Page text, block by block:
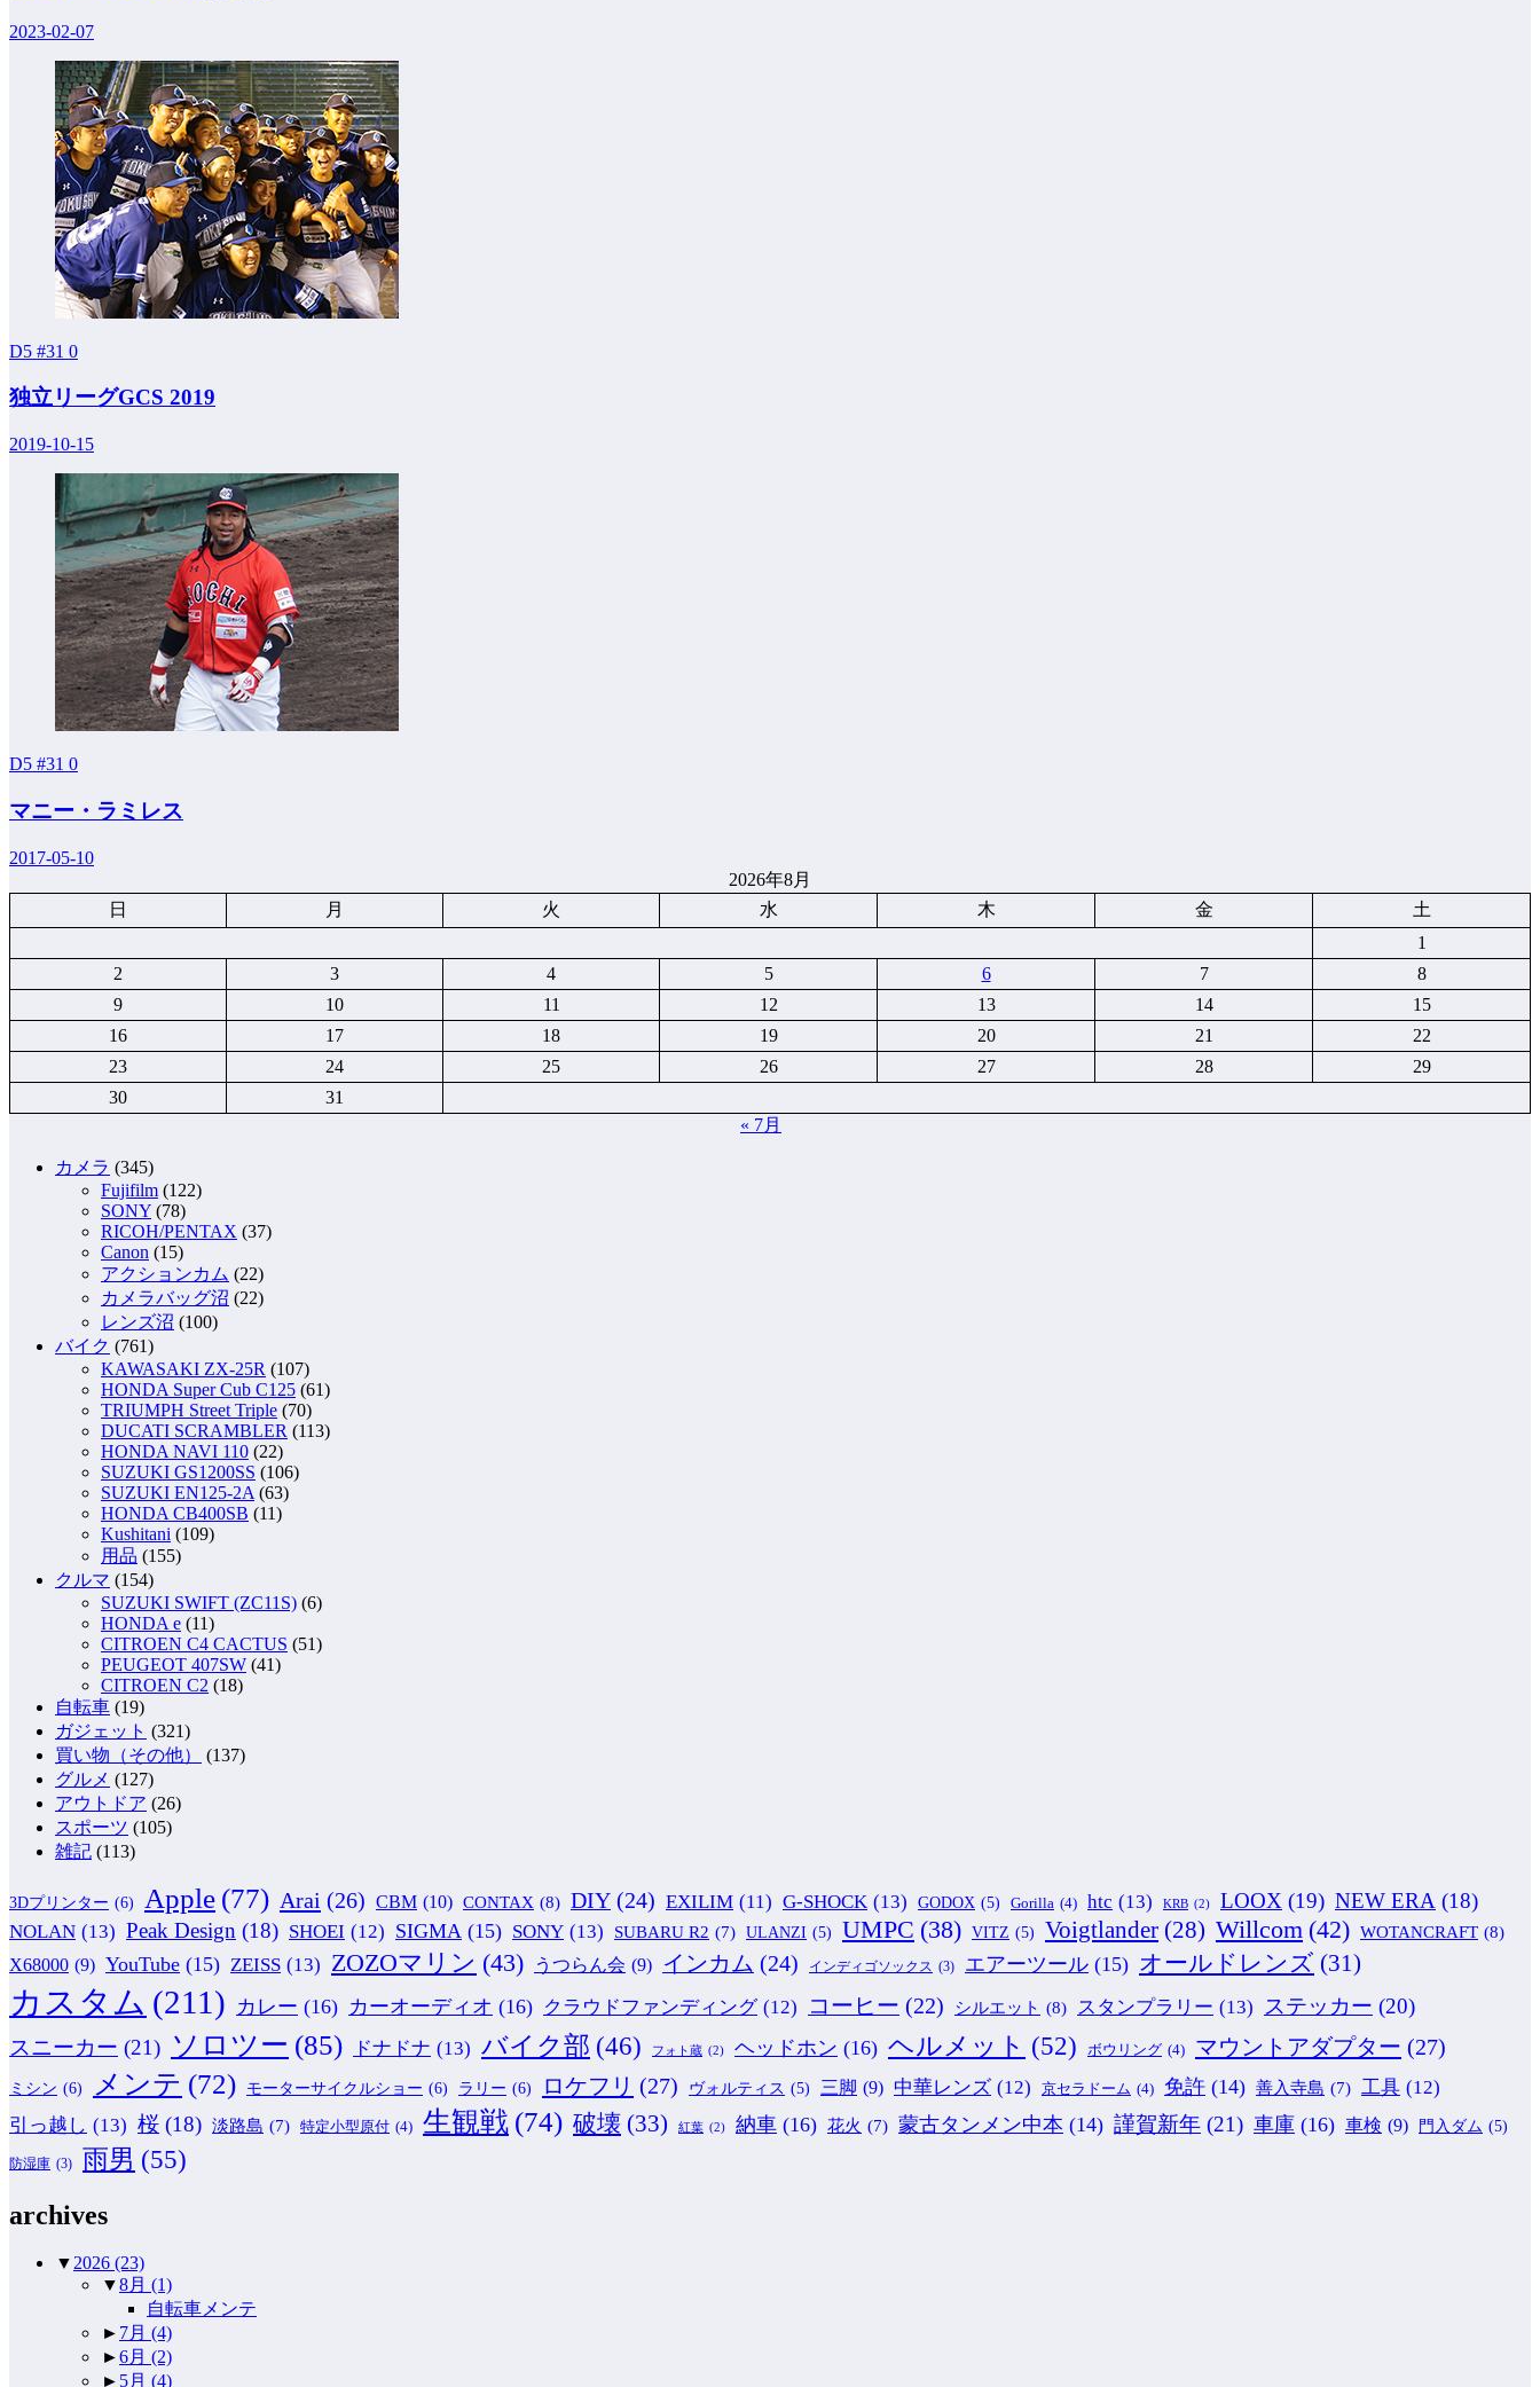
2023-02-07
D5 #31 0
独立リーグGCS 2019
2019-10-15
D5 #31 0
マニー・ラミレス
2017-05-10
2026年8月
日
月 火 水 木 金
土
1
2
3 4 5 6 7
8
9
10 11 12 13 14
15
16
17 18 19 20 21
22
23
24 25 26 27 28
29
30
31
« 7月
カメラ (345)
Fujifilm (122)
SONY (78)
RICOH/PENTAX (37)
Canon (15)
アクションカム (22)
カメラバッグ沼 (22)
レンズ沼 (100)
バイク (761)
KAWASAKI ZX-25R (107)
HONDA Super Cub C125 (61)
TRIUMPH Street Triple (70)
DUCATI SCRAMBLER (113)
HONDA NAVI 110 (22)
SUZUKI GS1200SS (106)
SUZUKI EN125-2A (63)
HONDA CB400SB (11)
Kushitani (109)
用品 (155)
クルマ (154)
SUZUKI SWIFT (ZC11S) (6)
HONDA e (11)
CITROEN C4 CACTUS (51)
PEUGEOT 407SW (41)
CITROEN C2 (18)
自転車 (19)
ガジェット (321)
買い物（その他）
(137)
グルメ (127)
アウトドア (26)
スポーツ (105)
雑記 (113)
3Dプリンター (6) Apple (77) Arai (26) CBM (10) CONTAX (8) DIY (24) EXILIM (11) G-SHOCK (13) GODOX (5) Gorilla (4) htc (13) KRB (2) LOOX (19) NEW ERA (18)
NOLAN (13) Peak Design (18) SHOEI (12) SIGMA (15) SONY (13) SUBARU R2 (7) ULANZI (5) UMPC (38) VITZ (5) Voigtlander (28) Willcom (42) WOTANCRAFT (8)
X68000 (9) YouTube (15) ZEISS (13) ZOZOマリン (43) うつらん会 (9) インカム (24) インディゴソックス (3) エアーツール (15) オールドレンズ (31)
カスタム (211) カレー (16) カーオーディオ (16) クラウドファンディング (12) コーヒー (22) シルエット (8) スタンプラリー (13) ステッカー (20)
スニーカー (21) ソロツー (85) ドナドナ (13) バイク部 (46) フォト蔵 (2) ヘッドホン (16) ヘルメット (52) ボウリング (4) マウントアダプター (27)
ミシン (6) メンテ (72) モーターサイクルショー (6) ラリー (6) ロケフリ (27) ヴォルティス (5) 三脚 (9) 中華レンズ (12) 京セラドーム (4) 免許 (14) 善入寺島 (7) 工具 (12)
引っ越し (13) 桜 (18) 淡路島 (7) 特定小型原付 (4) 生観戦 (74) 破壊 (33) 紅葉 (2) 納車 (16) 花火 (7) 蒙古タンメン中本 (14) 謹賀新年 (21) 車庫 (16) 車検 (9) 門入ダム (5)
防湿庫 (3) 雨男 (55)
archives
▼2026 (23)
▼8月 (1)
自転車メンテ
► 7月 (4)
►6月 (2)
► 5月 (4)